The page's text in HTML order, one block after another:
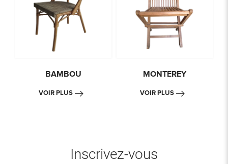
BAMBOU
VOIR PLUS
MONTEREY
VOIR PLUS
Inscrivez-vous